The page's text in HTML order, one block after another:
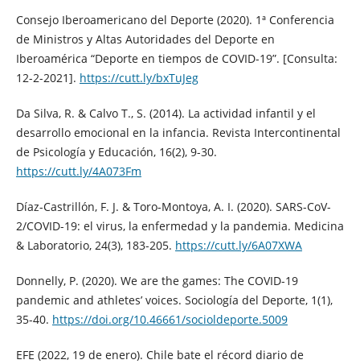
Consejo Iberoamericano del Deporte (2020). 1ª Conferencia
de Ministros y Altas Autoridades del Deporte en
Iberoamérica “Deporte en tiempos de COVID-19”. [Consulta:
12-2-2021]. https://cutt.ly/bxTuJeg
Da Silva, R. & Calvo T., S. (2014). La actividad infantil y el
desarrollo emocional en la infancia. Revista Intercontinental
de Psicología y Educación, 16(2), 9-30.
https://cutt.ly/4A073Fm
Díaz-Castrillón, F. J. & Toro-Montoya, A. I. (2020). SARS-CoV-
2/COVID-19: el virus, la enfermedad y la pandemia. Medicina
& Laboratorio, 24(3), 183-205. https://cutt.ly/6A07XWA
Donnelly, P. (2020). We are the games: The COVID-19
pandemic and athletes’ voices. Sociología del Deporte, 1(1),
35-40. https://doi.org/10.46661/socioldeporte.5009
EFE (2022, 19 de enero). Chile bate el récord diario de